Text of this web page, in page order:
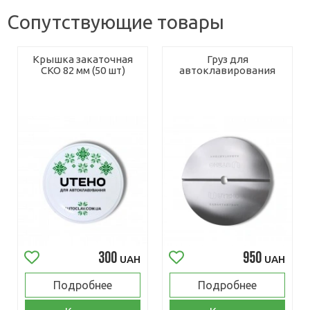
Сопутствующие товары
Крышка закаточная
СКО 82 мм (50 шт)
300 UAH
Подробнее
Груз для
автоклавирования
950 UAH
Подробнее